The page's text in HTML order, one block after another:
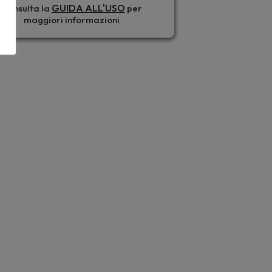
Consulta la GUIDA ALL'USO per
maggiori informazioni